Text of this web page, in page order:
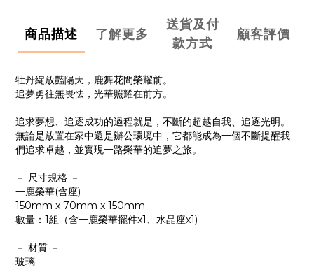
商品描述 了解更多
送貨及付
款方式
顧客評價
牡丹綻放豔陽天，鹿舞花間榮耀前。
追夢勇往無畏怯，光華照耀在前方。
追求夢想、追逐成功的過程就是，不斷的超越自我、追逐光明。
無論是放置在家中還是辦公環境中，它都能成為一個不斷提醒我
們追求卓越，並實現一路榮華的追夢之旅。
－ 尺寸規格 －
一鹿榮華(含座)
150mm x 70mm x 150mm
數量：1組（含一鹿榮華擺件x1、水晶座x1)
－ 材質 －
玻璃